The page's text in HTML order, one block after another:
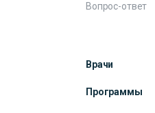
Вопрос-ответ
Врачи
Программы